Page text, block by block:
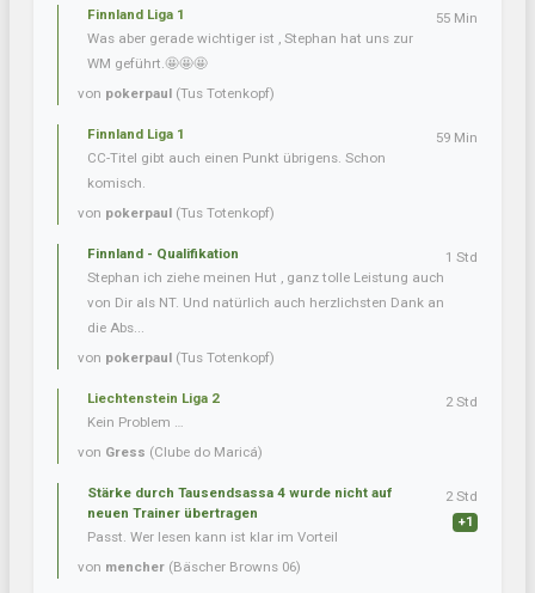
Finnland Liga 1
Was aber gerade wichtiger ist , Stephan hat uns zur
WM geführt.🤩🤩🤩
von pokerpaul (Tus Totenkopf)
55 Min
Finnland Liga 1
CC-Titel gibt auch einen Punkt übrigens. Schon
komisch.
von pokerpaul (Tus Totenkopf)
59 Min
Finnland - Qualifikation
Stephan ich ziehe meinen Hut , ganz tolle Leistung auch
von Dir als NT. Und natürlich auch herzlichsten Dank an
die Abs...
von pokerpaul (Tus Totenkopf)
1 Std
Liechtenstein Liga 2
Kein Problem …
von Gress (Clube do Maricá)
2 Std
Stärke durch Tausendsassa 4 wurde nicht auf
neuen Trainer übertragen
Passt. Wer lesen kann ist klar im Vorteil
von mencher (Bäscher Browns 06)
2 Std
+1